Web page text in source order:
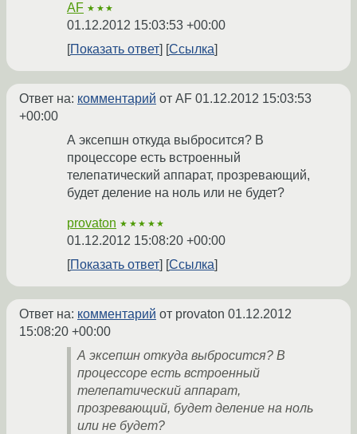
AF ★★★
01.12.2012 15:03:53 +00:00
Показать ответ
Ссылка
Ответ на: комментарий от AF 01.12.2012 15:03:53
+00:00
А эксепшн откуда выбросится? В
процессоре есть встроенный
телепатический аппарат, прозревающий,
будет деление на ноль или не будет?
provaton ★★★★★
01.12.2012 15:08:20 +00:00
Показать ответ
Ссылка
Ответ на: комментарий от provaton 01.12.2012
15:08:20 +00:00
А эксепшн откуда выбросится? В
процессоре есть встроенный
телепатический аппарат,
прозревающий, будет деление на ноль
или не будет?